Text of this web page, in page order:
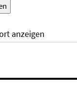
anzeigen